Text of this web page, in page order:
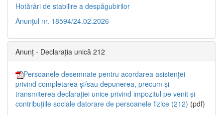
Hotărâri de stabilire a despăgubirilor
Anunțul nr. 18594/24.02.2026
Anunț - Declarația unică 212
Persoanele desemnate pentru acordarea asistenței
privind completarea și/sau depunerea, precum și
transmiterea declarației unice privind impozitul pe venit și
contribuțiile sociale datorare de persoanele fizice (212) (pdf)